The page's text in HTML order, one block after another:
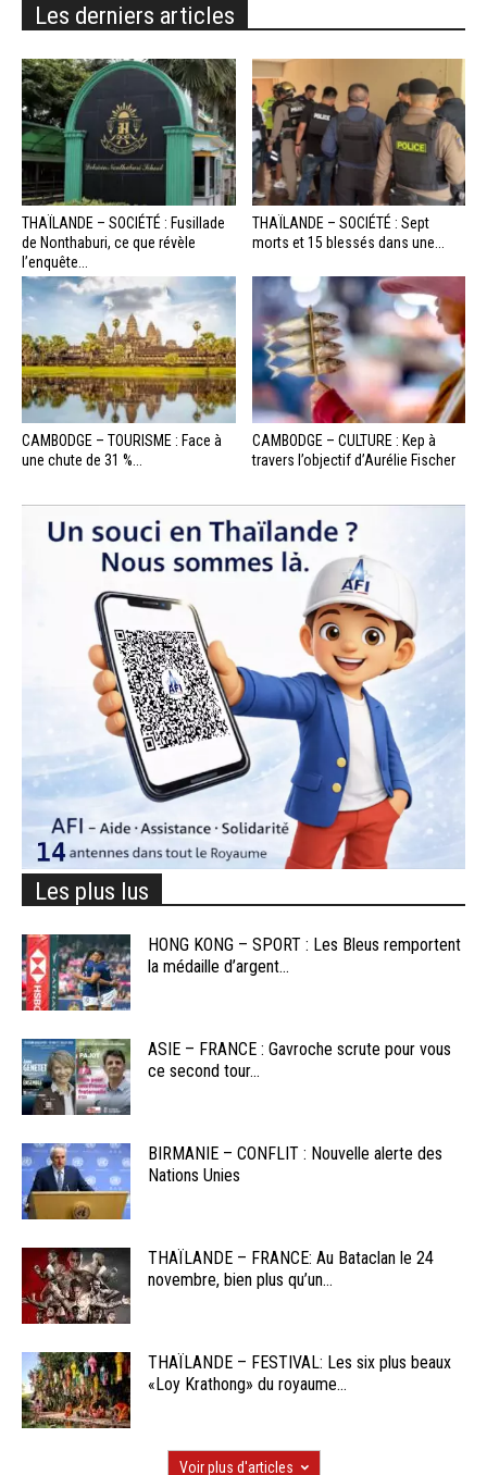
Les derniers articles
THAÏLANDE – SOCIÉTÉ : Fusillade
de Nonthaburi, ce que révèle
l’enquête...
THAÏLANDE – SOCIÉTÉ : Sept
morts et 15 blessés dans une...
CAMBODGE – TOURISME : Face à
une chute de 31 %...
CAMBODGE – CULTURE : Kep à
travers l’objectif d’Aurélie Fischer
Les plus lus
HONG KONG – SPORT : Les Bleus remportent
la médaille d’argent...
ASIE – FRANCE : Gavroche scrute pour vous
ce second tour...
BIRMANIE – CONFLIT : Nouvelle alerte des
Nations Unies
THAÏLANDE – FRANCE: Au Bataclan le 24
novembre, bien plus qu’un...
THAÏLANDE – FESTIVAL: Les six plus beaux
«Loy Krathong» du royaume...
Voir plus d'articles